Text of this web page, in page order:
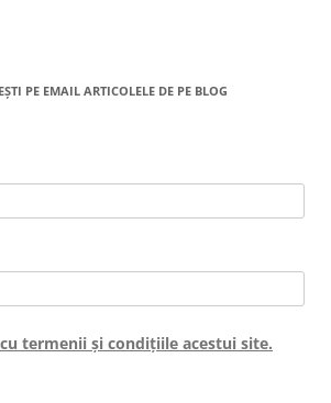
PE EMAIL ARTICOLELE DE PE BLOG
termenii și condițiile acestui site.